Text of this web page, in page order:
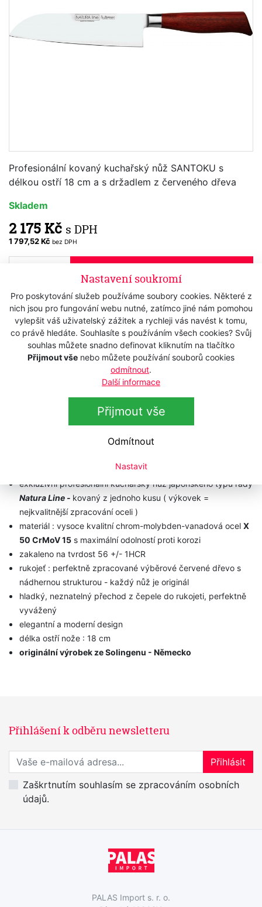
Nastavení soukromí
Pro poskytování služeb používáme soubory cookies. Některé z
nich jsou pro fungování webu nutné, zatímco jiné nám pomohou
vylepšit váš uživatelský zážitek a rychleji vás navést k tomu,
co právě hledáte. Souhlasíte s používáním všech cookies? Svůj
souhlas můžete snadno definovat kliknutím na tlačítko
Přijmout vše nebo můžete používání souborů cookies
odmítnout.
Další informace
Přijmout vše
Odmítnout
Nastavit
Profesionální kovaný kuchařský nůž SANTOKU s
délkou ostří 18 cm a s držadlem z červeného dřeva
Skladem
2 175 Kč s DPH
1 797,52 Kč bez DPH
Popis
Technická data
BURGVOGEL Solingen
Natura Line- představuje
kvalitních materiálů a perfektnímu zpracování, včetně
exkluzivní profesionální kuchařský nůž japonského typu řady
Natura Line - kovaný z jednoho kusu ( výkovek =
nejkvalitnější zpracování oceli )
materiál : vysoce kvalitní chrom-molybden-vanadová ocel X
50 CrMoV 15 ​​​ s maximální odolností proti korozi
zakaleno na tvrdost 56 +/- 1HCR
rukojeť : perfektně zpracované výběrové červené dřevo s
nádhernou strukturou - každý nůž je originál
hladký, neznatelný přechod z čepele do rukojeti, perfektně
vyvážený
elegantní a moderní design
délka ostří nože : 18 cm
originální výrobek ze Solingenu - Německo
Přihlášení k odběru newsletteru
Přihlaste se k odběru novinek
Přihlásit
Zaškrtnutím souhlasím se zpracováním osobních
údajů.
PALAS Import s. r. o.